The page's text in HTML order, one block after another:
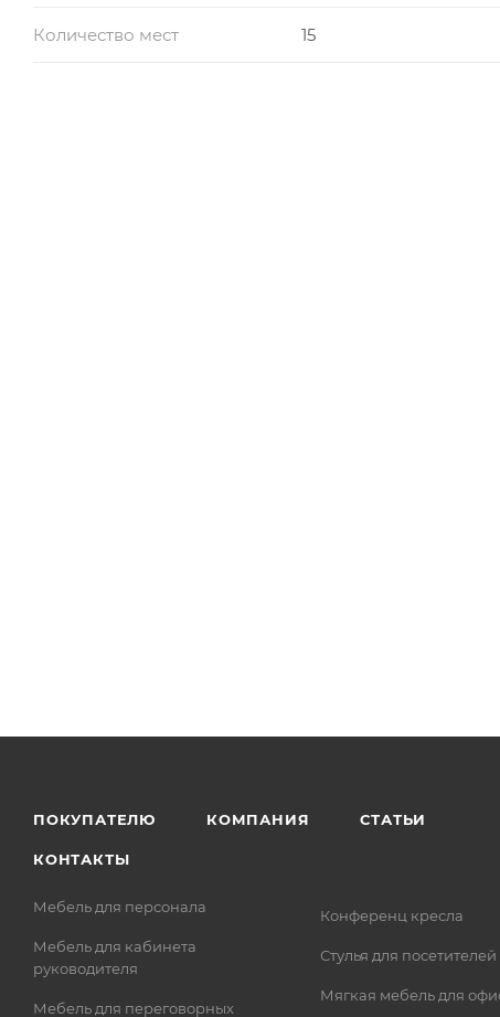
Количество мест 15
ПОКУПАТЕЛЮ КОМПАНИЯ СТАТЬИ
КОНТАКТЫ
Мебель для персонала
Мебель для кабинета
руководителя
Мебель для переговорных
Конференц кресла
Стулья для посетителей
Мягкая мебель для